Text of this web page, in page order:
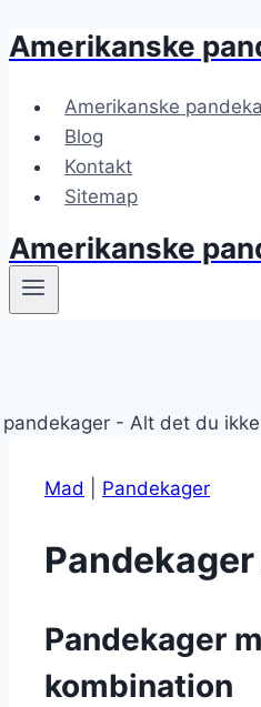
Fortsæt
indhold
Amerikanske
Amerikanske
Blog
Kontakt
Sitemap
Amerikanske
Mad Pandekager
Pandekager
kombination